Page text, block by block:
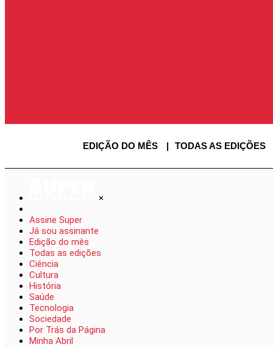
EDIÇÃO DO MÊS TODAS AS EDIÇÕES
×
Assine Super
Já sou assinante
Edição do mês
Todas as edições
Ciência
Cultura
História
Saúde
Tecnologia
Sociedade
Por Trás da Página
Minha Abril